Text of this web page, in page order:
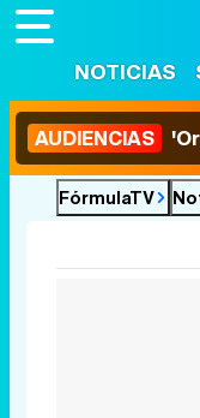
NOTICIAS
AUDIENCIAS
FórmulaTV